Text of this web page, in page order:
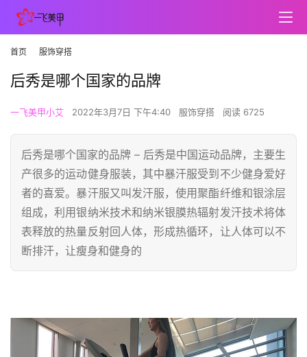
首页 服饰穿搭
后秀是哪个国家的品牌
一飞美甲小艾 2022年3月7日 下午4:40 服饰穿搭 阅读 6725
后秀是哪个国家的品牌 – 后秀是中国运动品牌，主要生
产很多的运动健身服装，其中暴汗服受到不少健身爱好
者的喜爱。暴汗服又叫发汗服，使用聚酯纤维和银涂层
组成，利用银纳米技术和纳米银膜热辐射发汗技术将体
表释放的热量反射回人体，形成热循环，让人体可以不
断排汗，让瘦身和健身的